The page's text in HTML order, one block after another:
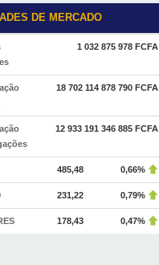
DE MERCADO
1 032 875 978 FCFA
18 702 114 878 790 FCFA
12 933 191 346 885 FCFA
485,48 0,66%
231,22 0,79%
178,43 0,47%